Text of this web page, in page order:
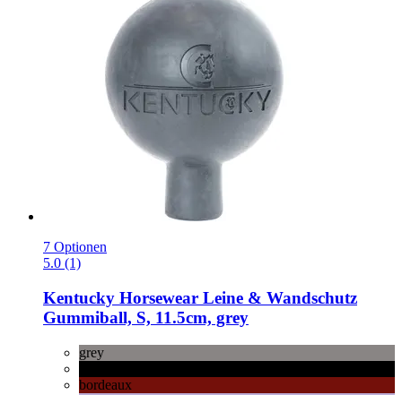
7 Optionen
5.0 (1)
Kentucky Horsewear Leine & Wandschutz
Gummiball, S, 11.5cm, grey
grey
bordeaux